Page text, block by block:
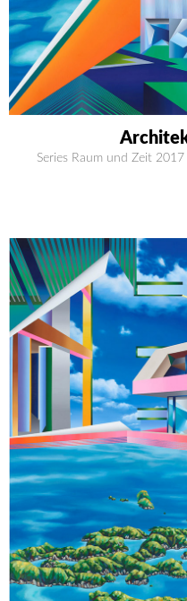
Series Raum und Zeit